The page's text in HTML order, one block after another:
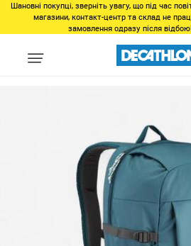
Шановні покупці, зверніть увагу, що під час
магазини, контакт-центр та склад не
замовлення одразу після
Виды спорта Туризм, Кемпинг